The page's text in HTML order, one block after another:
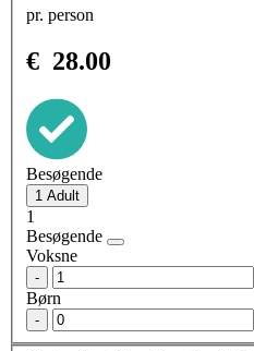
pr. person
€ 28.00
Besøgende
1
Besøgende
Voksne
-
Børn
-